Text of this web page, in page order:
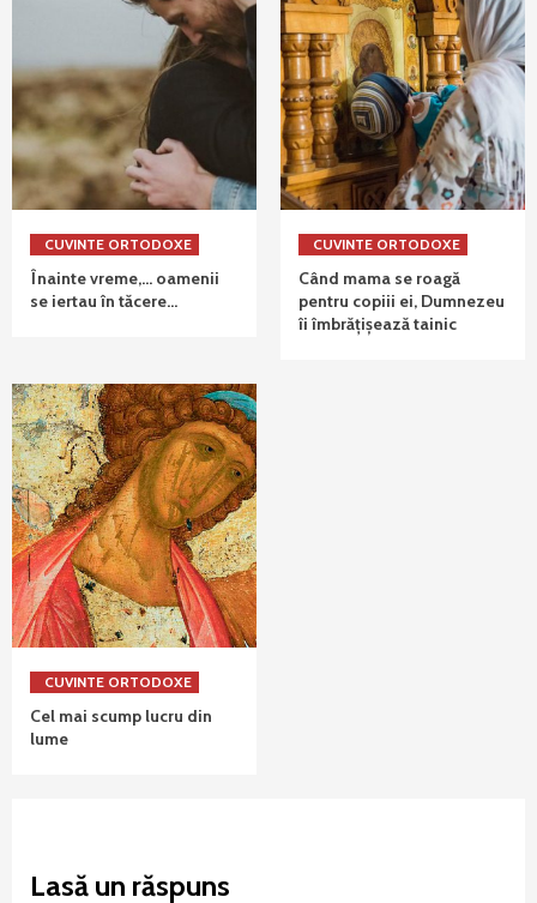
CUVINTE ORTODOXE
Înainte vreme,… oamenii
se iertau în tăcere…
CUVINTE ORTODOXE
Când mama se roagă
pentru copiii ei, Dumnezeu
îi îmbrățișează tainic
CUVINTE ORTODOXE
Cel mai scump lucru din
lume
Lasă un răspuns